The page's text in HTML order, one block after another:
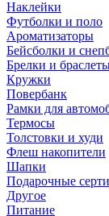
Наклейки
Футболки и поло
Ароматизаторы
Бейсболки и
Брелки и
Кружки
Повербанк
Рамки для
Термосы
Толстовки и худи
Флеш накопители
Шапки
Подарочные
Другое
Питание